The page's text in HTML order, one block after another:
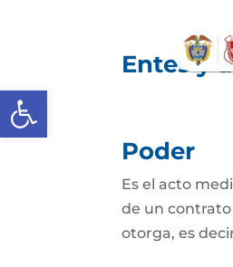
Abrir barra de herramientas
Entes y
Poder
Es el acto
de un contrato
otorga, es